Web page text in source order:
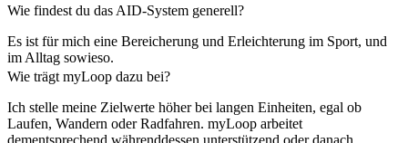
Wie findest du das AID-System generell?
Es ist für mich eine Bereicherung und Erleichterung im Sport, und
im Alltag sowieso.
Wie trägt myLoop dazu bei?
Ich stelle meine Zielwerte höher bei langen Einheiten, egal ob
Laufen, Wandern oder Radfahren. myLoop arbeitet
dementsprechend währenddessen unterstützend oder danach